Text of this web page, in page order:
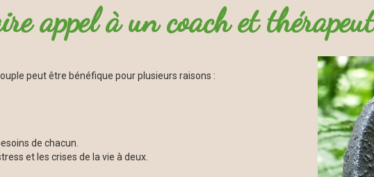
appel à un coach et
peut être bénéfique pour plusieurs raisons :
de chacun.
et les crises de la vie à deux.